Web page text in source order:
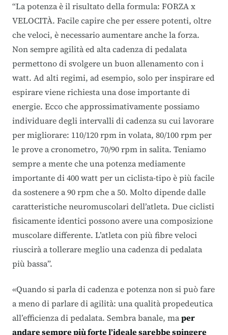
“La potenza è il risultato della formula: FORZA x
VELOCITÀ. Facile capire che per essere potenti, oltre
che veloci, è necessario aumentare anche la forza.
Non sempre agilità ed alta cadenza di pedalata
permettono di svolgere un buon allenamento con i
watt. Ad alti regimi, ad esempio, solo per inspirare ed
espirare viene richiesta una dose importante di
energie. Ecco che approssimativamente possiamo
individuare degli intervalli di cadenza su cui lavorare
per migliorare: 110/120 rpm in volata, 80/100 rpm per
le prove a cronometro, 70/90 rpm in salita. Teniamo
sempre a mente che una potenza mediamente
importante di 400 watt per un ciclista-tipo è più facile
da sostenere a 90 rpm che a 50. Molto dipende dalle
caratteristiche neuromuscolari dell’atleta. Due ciclisti
fisicamente identici possono avere una composizione
muscolare differente. L’atleta con più fibre veloci
riuscirà a tollerare meglio una cadenza di pedalata
più bassa”.
«Quando si parla di cadenza e potenza non si può fare
a meno di parlare di agilità: una qualità propedeutica
all’efficienza di pedalata. Sembra banale, maper
andare sempre più forte l’ideale sarebbe spingere